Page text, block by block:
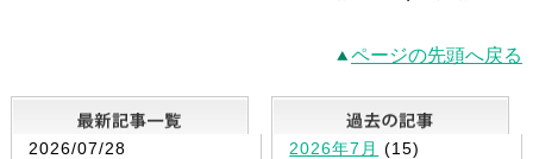
ページの先頭へ戻る
最新記事一覧
2026/07/28
2026年7月 (15)